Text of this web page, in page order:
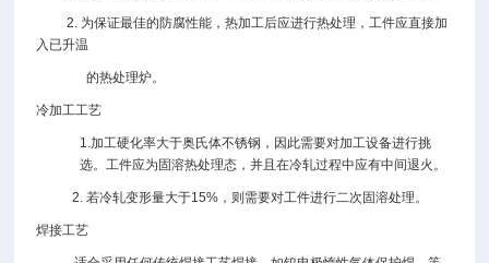
2. 为保证最佳的防腐性能，热加工后应进行热处理，工件应直接加
入已升温
的热处理炉。
冷加工工艺
1.加工硬化率大于奥氏体不锈钢，因此需要对加工设备进行挑
选。工件应为固溶热处理态，并且在冷轧过程中应有中间退火。
2.若冷轧变形量大于15% ，则需要对工件进行二次固溶处理。
焊接工艺